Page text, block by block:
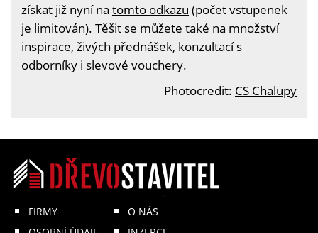
získat již nyní na tomto odkazu (počet vstupenek
je limitován). Těšit se můžete také na množství
inspirace, živých přednášek, konzultací s
odborníky i slevové vouchery.
Photocredit: CS Chalupy
FIRMY
O NÁS